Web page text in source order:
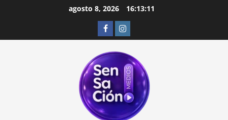
agosto 8, 2026 16:13:13
FacebookInstagram